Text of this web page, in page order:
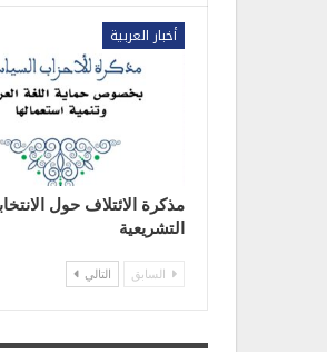
أخبار العربية
مذكرة الائتلاف حول
التشريعية
السابق التالي